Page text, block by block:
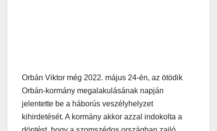
Orbán Viktor még 2022. május 24-én, az ötödik
Orbán-kormány megalakulásának napján
jelentette be a háborús veszélyhelyzet
kihirdetését. A kormány akkor azzal indokolta a